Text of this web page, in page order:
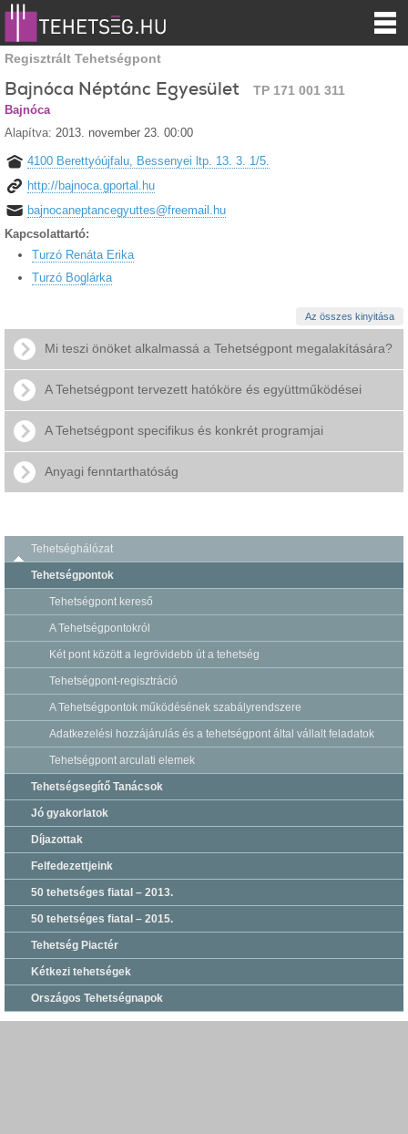
Regisztrált Tehetségpont
Bajnóca Néptánc Egyesület TP 171 001 311
Bajnóca
Alapítva: 2013. november 23. 00:00
4100 Berettyóújfalu, Bessenyei ltp. 13. 3. 1/5.
http://bajnoca.gportal.hu
bajnocaneptancegyuttes@freemail.hu
Kapcsolattartó:
Turzó Renáta Erika
Turzó Boglárka
Az összes kinyitása
Mi teszi önöket alkalmassá a Tehetségpont megalakítására?
A Tehetségpont tervezett hatóköre és együttműködései
A Tehetségpont specifikus és konkrét programjai
Anyagi fenntarthatóság
Tehetséghálózat
Tehetségpontok
Tehetségpont kereső
A Tehetségpontokról
Két pont között a legrövidebb út a tehetség
Tehetségpont-regisztráció
A Tehetségpontok működésének szabályrendszere
Adatkezelési hozzájárulás és a tehetségpont által vállalt feladatok
Tehetségpont arculati elemek
Tehetségsegítő Tanácsok
Jó gyakorlatok
Díjazottak
Felfedezettjeink
50 tehetséges fiatal – 2013.
50 tehetséges fiatal – 2015.
Tehetség Piactér
Kétkezi tehetségek
Országos Tehetségnapok